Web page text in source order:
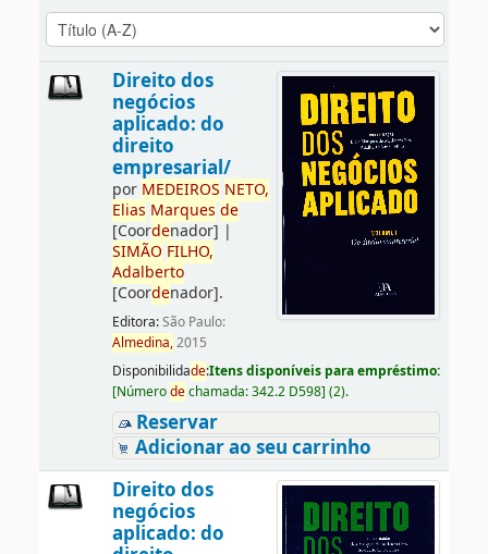
Direito dos
negócios
aplicado: do
direito
empresarial/
por MEDEIROS NETO,
Elias Marques de
[Coordenador] |
SIMÃO FILHO,
Adalberto
[Coordenador].
Editora:São Paulo:
Almedina,2015
Disponibilidade:Itens disponíveis para empréstimo:
[Númerodechamada:342.2 D598] (2).
Reservar
Adicionar ao seu carrinho
Direito dos
negócios
aplicado: do